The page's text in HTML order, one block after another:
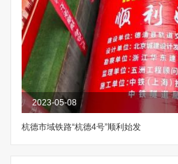
2023-05-08
杭德市域铁路“杭德4号”顺利始发